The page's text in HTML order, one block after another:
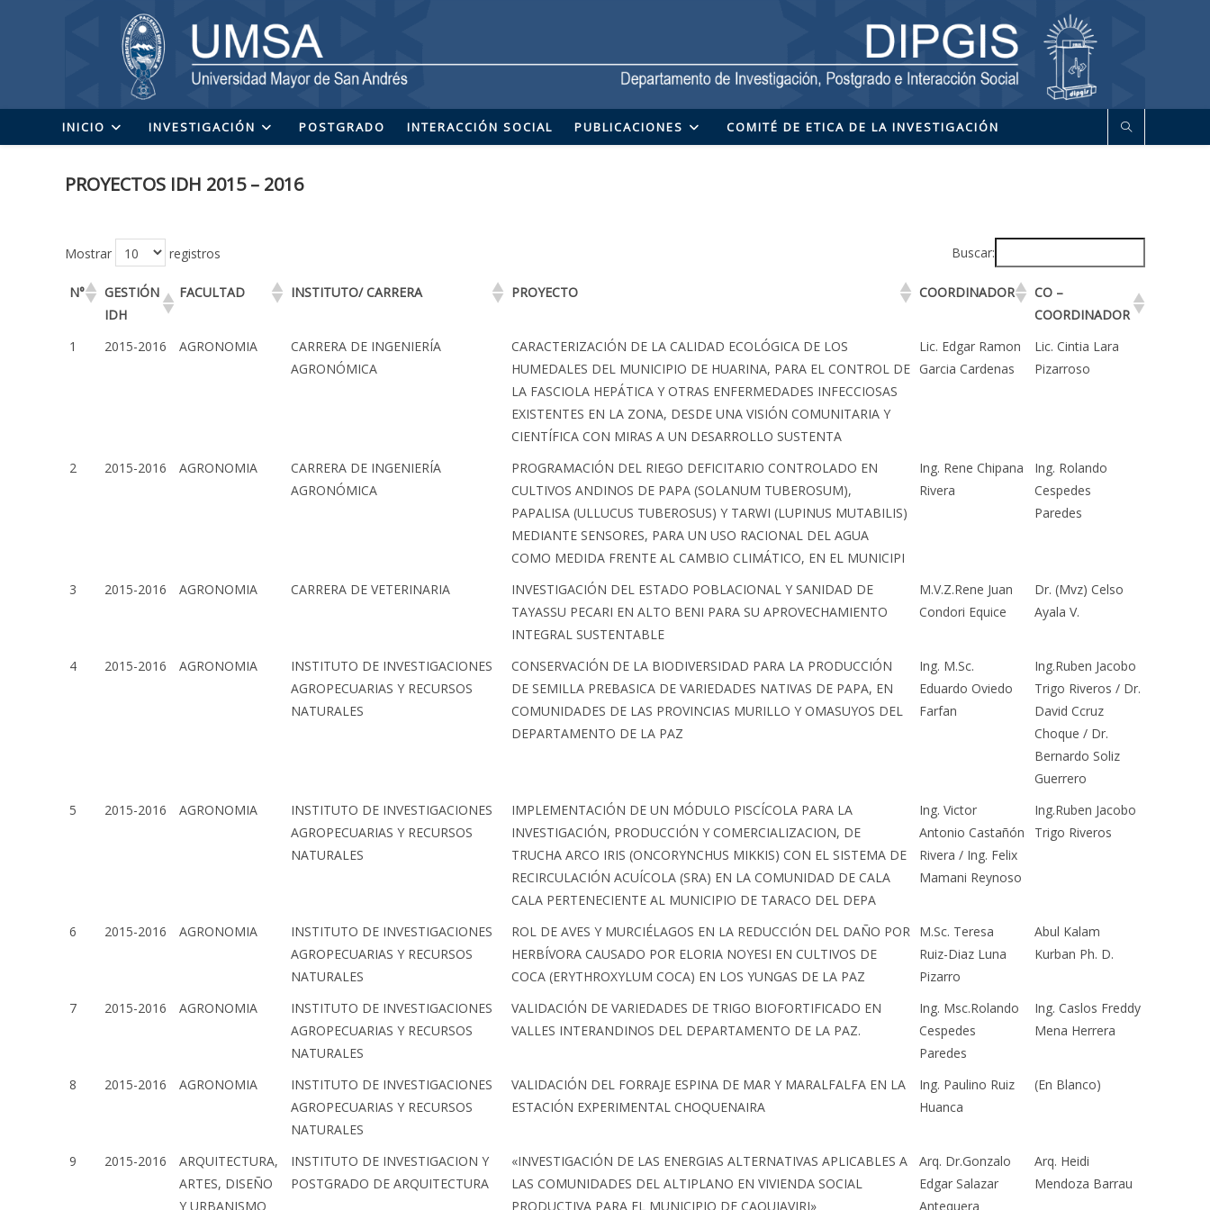
INICIO INVESTIGACIÓN POSTGRADO INTERACCIÓN SOCIAL PUBLICACIONES COMITÉ DE ETICA DE LA INVESTIGACIÓN
PROYECTOS IDH 2015 – 2016
Mostrar registros Buscar:
N°
GESTIÓN
IDH
FACULTAD INSTITUTO/ CARRERA PROYECTO COORDINADOR
CO –
COORDINADOR
1
2015-2016 AGRONOMIA
CARRERA DE INGENIERÍA
AGRONÓMICA
CARACTERIZACIÓN DE LA CALIDAD ECOLÓGICA DE LOS
HUMEDALES DEL MUNICIPIO DE HUARINA, PARA EL CONTROL DE
LA FASCIOLA HEPÁTICA Y OTRAS ENFERMEDADES INFECCIOSAS
EXISTENTES EN LA ZONA, DESDE UNA VISIÓN COMUNITARIA Y
CIENTÍFICA CON MIRAS A UN DESARROLLO SUSTENTA
Lic. Edgar Ramon
Garcia Cardenas
Lic. Cintia Lara
Pizarroso
2 2015-2016 AGRONOMIA
CARRERA DE INGENIERÍA
AGRONÓMICA
PROGRAMACIÓN DEL RIEGO DEFICITARIO CONTROLADO EN
CULTIVOS ANDINOS DE PAPA (SOLANUM TUBEROSUM),
PAPALISA (ULLUCUS TUBEROSUS) Y TARWI (LUPINUS MUTABILIS)
MEDIANTE SENSORES, PARA UN USO RACIONAL DEL AGUA
COMO MEDIDA FRENTE AL CAMBIO CLIMÁTICO, EN EL MUNICIPI
Ing. Rene Chipana
Rivera
Ing. Rolando
Cespedes
Paredes
3 2015-2016 AGRONOMIA CARRERA DE VETERINARIA
INVESTIGACIÓN DEL ESTADO POBLACIONAL Y SANIDAD DE
TAYASSU PECARI EN ALTO BENI PARA SU APROVECHAMIENTO
INTEGRAL SUSTENTABLE
M.V.Z.Rene Juan
Condori Equice
Dr. (Mvz) Celso
Ayala V.
4 2015-2016 AGRONOMIA
INSTITUTO DE INVESTIGACIONES
AGROPECUARIAS Y RECURSOS
NATURALES
CONSERVACIÓN DE LA BIODIVERSIDAD PARA LA PRODUCCIÓN
DE SEMILLA PREBASICA DE VARIEDADES NATIVAS DE PAPA, EN
COMUNIDADES DE LAS PROVINCIAS MURILLO Y OMASUYOS DEL
DEPARTAMENTO DE LA PAZ
Ing. M.Sc.
Eduardo Oviedo
Farfan
Ing.Ruben Jacobo
Trigo Riveros / Dr.
David Ccruz
Choque / Dr.
Bernardo Soliz
Guerrero
5
2015-2016 AGRONOMIA
INSTITUTO DE INVESTIGACIONES
AGROPECUARIAS Y RECURSOS
NATURALES
IMPLEMENTACIÓN DE UN MÓDULO PISCÍCOLA PARA LA
INVESTIGACIÓN, PRODUCCIÓN Y COMERCIALIZACION, DE
TRUCHA ARCO IRIS (ONCORYNCHUS MIKKIS) CON EL SISTEMA DE
RECIRCULACIÓN ACUÍCOLA (SRA) EN LA COMUNIDAD DE CALA
CALA PERTENECIENTE AL MUNICIPIO DE TARACO DEL DEPA
Ing. Victor
Antonio Castañón
Rivera / Ing. Felix
Mamani Reynoso
Ing.Ruben Jacobo
Trigo Riveros
6 2015-2016 AGRONOMIA
INSTITUTO DE INVESTIGACIONES
AGROPECUARIAS Y RECURSOS
NATURALES
ROL DE AVES Y MURCIÉLAGOS EN LA REDUCCIÓN DEL DAÑO POR
HERBÍVORA CAUSADO POR ELORIA NOYESI EN CULTIVOS DE
COCA (ERYTHROXYLUM COCA) EN LOS YUNGAS DE LA PAZ
M.Sc. Teresa
Ruiz-Diaz Luna
Pizarro
Abul Kalam
Kurban Ph. D.
7 2015-2016 AGRONOMIA
INSTITUTO DE INVESTIGACIONES
AGROPECUARIAS Y RECURSOS
NATURALES
VALIDACIÓN DE VARIEDADES DE TRIGO BIOFORTIFICADO EN
VALLES INTERANDINOS DEL DEPARTAMENTO DE LA PAZ.
Ing. Msc.Rolando
Cespedes
Paredes
Ing. Caslos Freddy
Mena Herrera
8 2015-2016 AGRONOMIA
INSTITUTO DE INVESTIGACIONES
AGROPECUARIAS Y RECURSOS
NATURALES
VALIDACIÓN DEL FORRAJE ESPINA DE MAR Y MARALFALFA EN LA
ESTACIÓN EXPERIMENTAL CHOQUENAIRA
Ing. Paulino Ruiz
Huanca
(En Blanco)
9 2015-2016
ARQUITECTURA,
ARTES, DISEÑO
Y URBANISMO
INSTITUTO DE INVESTIGACION Y
POSTGRADO DE ARQUITECTURA
«INVESTIGACIÓN DE LAS ENERGIAS ALTERNATIVAS APLICABLES A
LAS COMUNIDADES DEL ALTIPLANO EN VIVIENDA SOCIAL
PRODUCTIVA PARA EL MUNICIPIO DE CAQUIAVIRI»
Arq. Dr.Gonzalo
Edgar Salazar
Antequera
Arq. Heidi
Mendoza Barrau